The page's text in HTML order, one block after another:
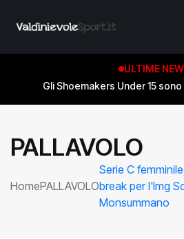
ULTIME
Gli Shoemakers Under 15
PALLAVOLO
HomePALLAVOLO
Serie C
break per l'lmg
Monsummano